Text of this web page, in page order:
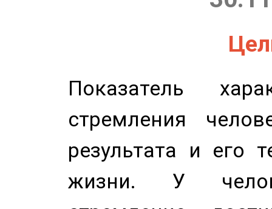
Показатель
стремления
результата и его
жизни. У